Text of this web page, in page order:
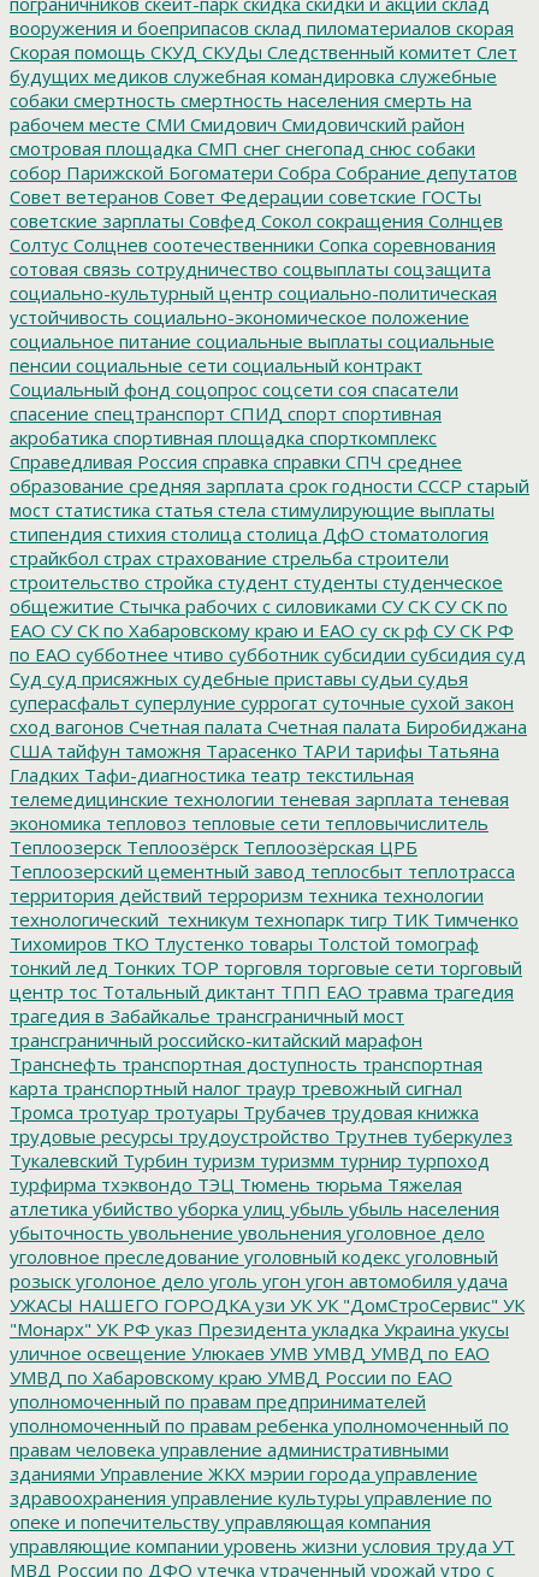
вооружения и боеприпасов склад пиломатериалов скорая
Скорая помощь СКУД СКУДы Следственный комитет Слет
будущих медиков служебная командировка служебные
собаки смертность смертность населения смерть на
рабочем месте СМИ Смидович Смидовичский район
смотровая площадка СМП снег снегопад снюс собаки
собор Парижской Богоматери Собра Собрание депутатов
Совет ветеранов Совет Федерации советские ГОСТы
советские зарплаты Совфед Сокол сокращения Солнцев
Солтус Солцнев соотечественники Сопка соревнования
сотовая связь сотрудничество соцвыплаты соцзащита
социально-культурный центр социально-политическая
устойчивость социально-экономическое положение
социальное питание социальные выплаты социальные
пенсии социальные сети социальный контракт
Социальный фонд соцопрос соцсети соя спасатели
спасение спецтранспорт СПИД спорт спортивная
акробатика спортивная площадка спорткомплекс
Справедливая Россия справка справки СПЧ среднее
образование средняя зарплата срок годности СССР старый
мост статистика статья стела стимулирующие выплаты
стипендия стихия столица столица ДфО стоматология
страйкбол страх страхование стрельба строители
строительство стройка студент студенты студенческое
общежитие Стычка рабочих с силовиками СУ СК СУ СК по
ЕАО СУ СК по Хабаровскому краю и ЕАО су ск рф СУ СК РФ
по ЕАО субботнее чтиво субботник субсидии субсидия суд
Суд суд присяжных судебные приставы судьи судья
суперасфальт суперлуние суррогат суточные сухой закон
сход вагонов Счетная палата Счетная палата Биробиджана
США тайфун таможня Тарасенко ТАРИ тарифы Татьяна
Гладких Тафи-диагностика театр текстильная
телемедицинские технологии теневая зарплата теневая
экономика тепловоз тепловые сети тепловычислитель
Теплоозерск Теплоозёрск Теплоозёрская ЦРБ
Теплоозерский цементный завод теплосбыт теплотрасса
территория действий терроризм техника технологии
технологический_техникум технопарк тигр ТИК Тимченко
Тихомиров ТКО Тлустенко товары Толстой томограф
тонкий лед Тонких ТОР торговля торговые сети торговый
центр тос Тотальный диктант ТПП ЕАО травма трагедия
трагедия в Забайкалье трансграничный мост
трансграничный российско-китайский марафон
Транснефть транспортная доступность транспортная
карта транспортный налог траур тревожный сигнал
Тромса тротуар тротуары Трубачев трудовая книжка
трудовые ресурсы трудоустройство Трутнев туберкулез
Тукалевский Турбин туризм туризмм турнир турпоход
турфирма тхэквондо ТЭЦ Тюмень тюрьма Тяжелая
атлетика убийство уборка улиц убыль убыль населения
убыточность увольнение увольнения уголовное дело
уголовное преследование уголовный кодекс уголовный
розыск уголоное дело уголь угон угон автомобиля удача
УЖАСЫ НАШЕГО ГОРОДКА узи УК УК "ДомСтроСервис" УК
"Монарх" УК РФ указ Президента укладка Украина укусы
уличное освещение Улюкаев УМВ УМВД УМВД по ЕАО
УМВД по Хабаровскому краю УМВД России по ЕАО
уполномоченный по правам предпринимателей
уполномоченный по правам ребенка уполномоченный по
правам человека управление административными
зданиями Управление ЖКХ мэрии города управление
здравоохранения управление культуры управление по
опеке и попечительству управляющая компания
управляющие компании уровень жизни условия труда УТ
МВД России по ДФО утечка утраченный урожай утро с